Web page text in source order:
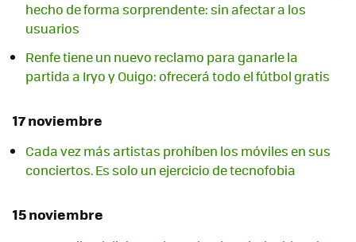
hecho de forma sorprendente: sin afectar a los
usuarios
Renfe tiene un nuevo reclamo para ganarle la
partida a Iryo y Ouigo: ofrecerá todo el fútbol gratis
17 noviembre
Cada vez más artistas prohíben los móviles en sus
conciertos. Es solo un ejercicio de tecnofobia
15 noviembre